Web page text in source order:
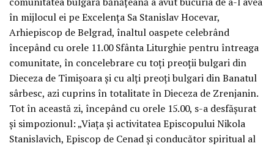
în mijlocul ei pe Excelenţa Sa Stanislav Hocevar,
Arhiepiscop de Belgrad, înaltul oaspete celebrând
începând cu orele 11.00 Sfânta Liturghie pentru întreaga
comunitate, în concelebrare cu toţi preoţii bulgari din
Dieceza de Timişoara şi cu alţi preoţi bulgari din Banatul
sârbesc, azi cuprins în totalitate în Dieceza de Zrenjanin.
Tot în această zi, începând cu orele 15.00, s-a desfăşurat
şi simpozionul: „Viaţa şi activitatea Episcopului Nikola
Stanislavich, Episcop de Cenad şi conducător spiritual al